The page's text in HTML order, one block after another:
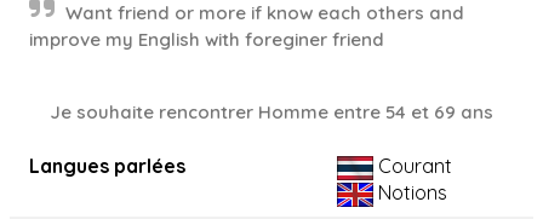
Want friend or more if know each others and
improve my English with foreginer friend
Je souhaite rencontrer Homme entre 54 et 69 ans
Langues parlées
Courant
Notions